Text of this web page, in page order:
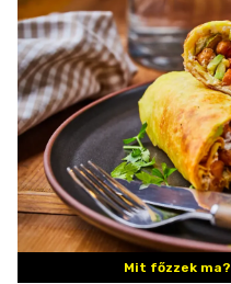
Mit főzzek ma?